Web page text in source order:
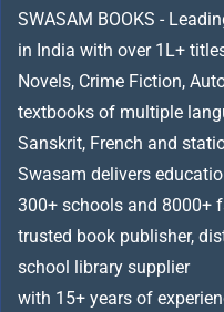
SWASAM BOOKS -
in India with over 1L+
Novels, Crime Fiction,
textbooks of multiple
Sanskrit, French and
Swasam delivers
300+ schools and 8000+
trusted book publisher,
school library supplier
with 15+ years of